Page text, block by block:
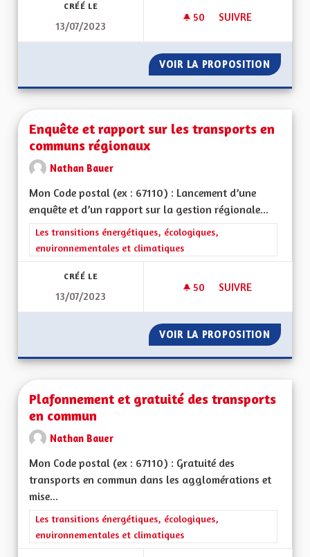
CRÉÉ LE
13/07/2023
50 50 ABONNÉS
SUIVRE
VOIR LA PROPOSITION
Enquête et rapport sur les transports en
communs régionaux
Nathan Bauer
Mon Code postal (ex : 67110) : Lancement d’une
enquête et d’un rapport sur la gestion régionale...
Filtrer les résultats de la catégorie : Les transitions
Les transitions énergétiques, écologiques,
environnementales et climatiques
CRÉÉ LE
13/07/2023
50 50 ABONNÉS
SUIVRE
VOIR LA PROPOSITION
Plafonnement et gratuité des transports
en commun
Nathan Bauer
Mon Code postal (ex : 67110) : Gratuité des
transports en commun dans les agglomérations et
mise...
Filtrer les résultats de la catégorie : Les transitions
Les transitions énergétiques, écologiques,
environnementales et climatiques